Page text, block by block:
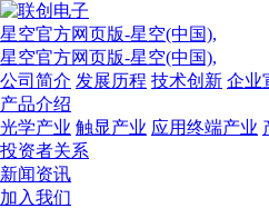
星空官方网页版-星空(中国),
星空官方网页版-星空(中国),
公司简介 发展历程 技术创新 企业
产品介绍
光学产业 触显产业 应用终端产业
投资者关系
新闻资讯
加入我们